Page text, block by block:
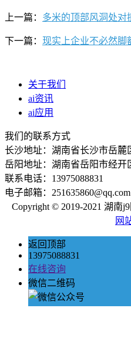
上一篇： 多米的顶部风洞处对
下一篇： 现实上企业不必然脚
关于我们
ai资讯
ai应用
我们的联系方式
长沙地址：湖南省长沙市岳麓
岳阳地址：湖南省岳阳市经开
联系电话：13975088831
电子邮箱：251635860@qq.com
Copyright © 2019-2021 湖南
网
返回顶部
13975088831
在线咨询
微信二维码